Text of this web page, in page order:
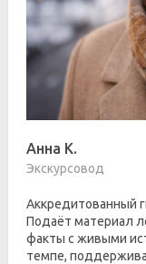
Анна К.
Экскурсовод
Аккредитованный
Подаёт материал
факты с живыми
темпе,